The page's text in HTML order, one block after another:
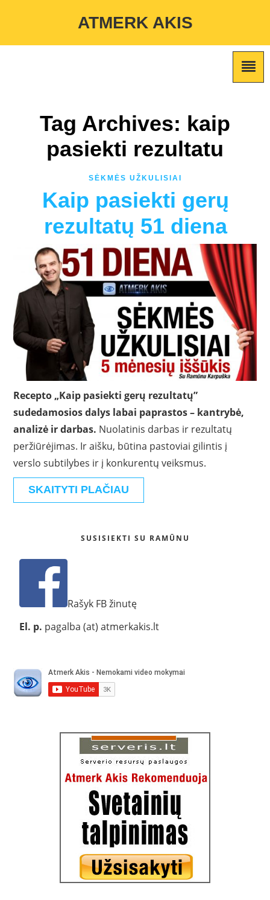
/home/atmerkakis/public_html/wp-content/themes/marketing-
ATMERK AKIS
Tag Archives: kaip
pasiekti rezultatu
SĖKMĖS UŽKULISIAI
Kaip pasiekti gerų
rezultatų 51 diena
Recepto „Kaip pasiekti gerų rezultatų”
sudedamosios dalys labai paprastos – kantrybė,
analizė ir darbas. Nuolatinis darbas ir rezultatų
peržiūrėjimas. Ir aišku, būtina pastoviai gilintis į
verslo subtilybes ir į konkurentų veiksmus.
SKAITYTI PLAČIAU
SUSISIEKTI SU RAMŪNU
Rašyk FB žinutę
El. p. pagalba (at) atmerkakis.lt